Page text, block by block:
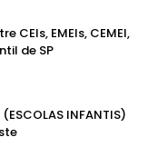
CEIs, EMEIs, CEMEI,
de SP
INFANTIS)